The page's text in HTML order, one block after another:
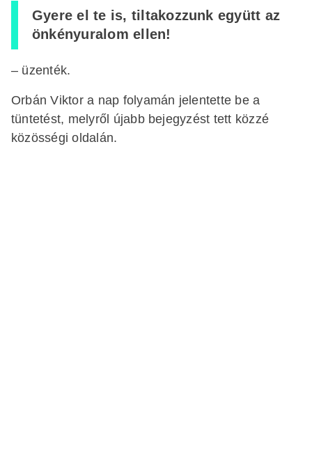
Gyere el te is, tiltakozzunk együtt az
önkényuralom ellen!
– üzenték.
Orbán Viktor a nap folyamán jelentette be a
tüntetést, melyről újabb bejegyzést tett közzé
közösségi oldalán.